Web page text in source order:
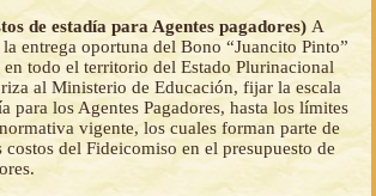
de estadía para Agentes pagadores) A
entrega oportuna del Bono “Juancito Pinto”
en todo el territorio del Estado Plurinacional
al Ministerio de Educación, fijar la escala
para los Agentes Pagadores, hasta los límites
vigente, los cuales forman parte de
costos del Fideicomiso en el presupuesto de